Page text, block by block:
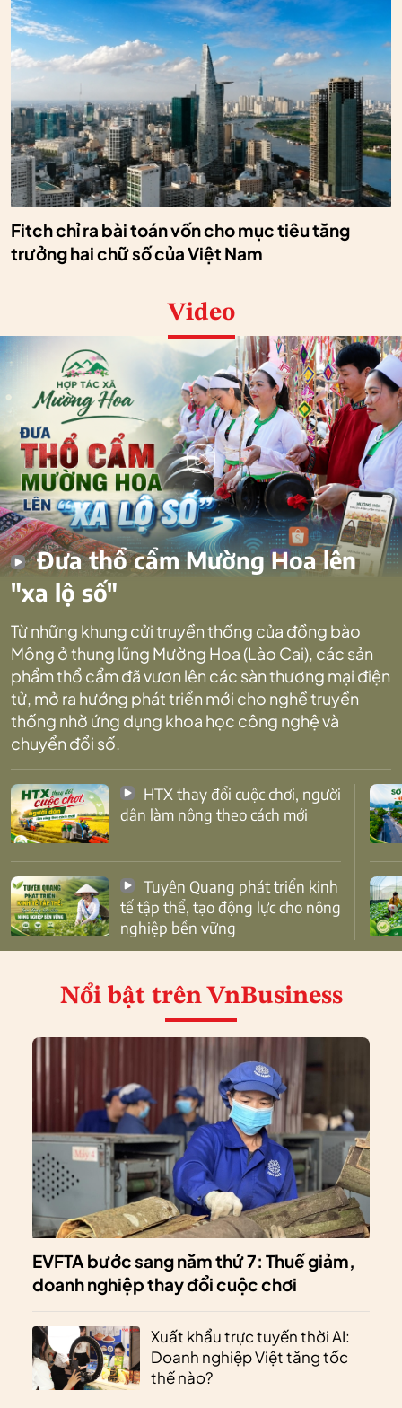
Fitch chỉ ra bài toán vốn cho mục tiêu tăng
trưởng hai chữ số của Việt Nam
Video
Đưa thổ cẩm Mường Hoa lên
"xa lộ số"
Từ những khung cửi truyền thống của đồng bào
Mông ở thung lũng Mường Hoa (Lào Cai), các sản
phẩm thổ cẩm đã vươn lên các sàn thương mại điện
tử, mở ra hướng phát triển mới cho nghề truyền
thống nhờ ứng dụng khoa học công nghệ và
chuyển đổi số.
dân làm nông theo cách mới
tế tập thể, tạo động lực cho nông
nghiệp bền vững
Nổi bật trên VnBusiness
EVFTA bước sang năm thứ 7: Thuế giảm,
doanh nghiệp thay đổi cuộc chơi
Xuất khẩu trực tuyến thời AI:
Doanh nghiệp Việt tăng tốc
thế nào?